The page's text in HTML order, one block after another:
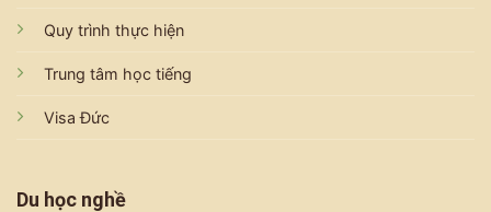
Quy trình thực hiện
Trung tâm học tiếng
Visa Đức
Du học nghề